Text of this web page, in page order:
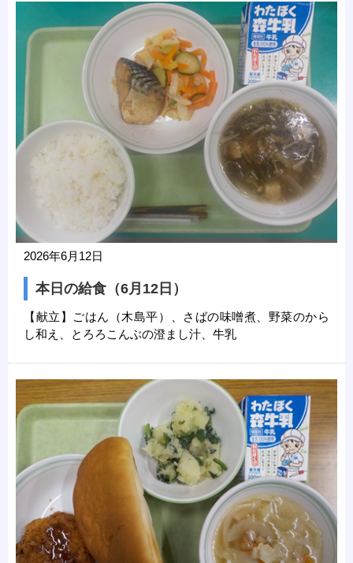
2026年6月12日
本日の給食（6月12日）
【献立】ごはん（木島平）、さばの味噌煮、野菜のから
し和え、とろろこんぶの澄まし汁、牛乳